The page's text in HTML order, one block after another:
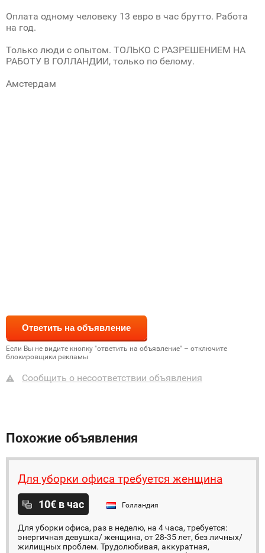
Оплата одному человеку 13 евро в час брутто. Работа
на год.
Только люди с опытом. ТОЛЬКО С РАЗРЕШЕНИЕМ НА
РАБОТУ В ГОЛЛАНДИИ, только по белому.
Амстердам
Если Вы не видите кнопку "ответить на объявление" – отключите
блокировщики рекламы
Сообщить о несоответствии объявления
Похожие объявления
Для уборки офиса требуется женщина
10€ в час Голландия
Для уборки офиса, раз в неделю, на 4 часа, требуется:
энергичная девушка/ женщина, от 28-35 лет, без личных/
жилищных проблем. Трудолюбивая, аккуратная,